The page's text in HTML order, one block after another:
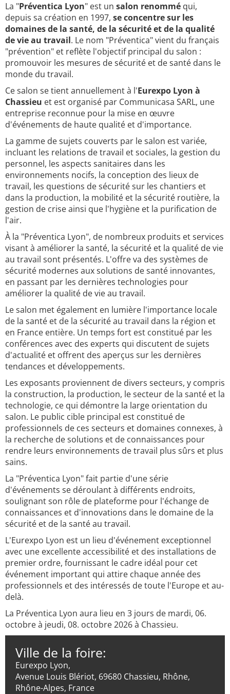
La "Préventica Lyon" est un salon renommé qui,
depuis sa création en 1997, se concentre sur les
domaines de la santé, de la sécurité et de la qualité
de vie au travail. Le nom "Préventica" vient du français
"prévention" et reflète l'objectif principal du salon :
promouvoir les mesures de sécurité et de santé dans le
monde du travail.
Ce salon se tient annuellement à l'Eurexpo Lyon à
Chassieu et est organisé par Communicasa SARL, une
entreprise reconnue pour la mise en œuvre
d'événements de haute qualité et d'importance.
La gamme de sujets couverts par le salon est variée,
incluant les relations de travail et sociales, la gestion du
personnel, les aspects sanitaires dans les
environnements nocifs, la conception des lieux de
travail, les questions de sécurité sur les chantiers et
dans la production, la mobilité et la sécurité routière, la
gestion de crise ainsi que l'hygiène et la purification de
l'air.
À la "Préventica Lyon", de nombreux produits et services
visant à améliorer la santé, la sécurité et la qualité de vie
au travail sont présentés. L'offre va des systèmes de
sécurité modernes aux solutions de santé innovantes,
en passant par les dernières technologies pour
améliorer la qualité de vie au travail.
Le salon met également en lumière l'importance locale
de la santé et de la sécurité au travail dans la région et
en France entière. Un temps fort est constitué par les
conférences avec des experts qui discutent de sujets
d'actualité et offrent des aperçus sur les dernières
tendances et développements.
Les exposants proviennent de divers secteurs, y compris
la construction, la production, le secteur de la santé et la
technologie, ce qui démontre la large orientation du
salon. Le public cible principal est constitué de
professionnels de ces secteurs et domaines connexes, à
la recherche de solutions et de connaissances pour
rendre leurs environnements de travail plus sûrs et plus
sains.
La "Préventica Lyon" fait partie d'une série
d'événements se déroulant à différents endroits,
soulignant son rôle de plateforme pour l'échange de
connaissances et d'innovations dans le domaine de la
sécurité et de la santé au travail.
L'Eurexpo Lyon est un lieu d'événement exceptionnel
avec une excellente accessibilité et des installations de
premier ordre, fournissant le cadre idéal pour cet
événement important qui attire chaque année des
professionnels et des intéressés de toute l'Europe et au-
delà.
La Préventica Lyon aura lieu en 3 jours de mardi, 06.
octobre à jeudi, 08. octobre 2026 à Chassieu.
Ville de la foire:
Eurexpo Lyon,
Avenue Louis Blériot, 69680 Chassieu, Rhône,
Rhône-Alpes, France